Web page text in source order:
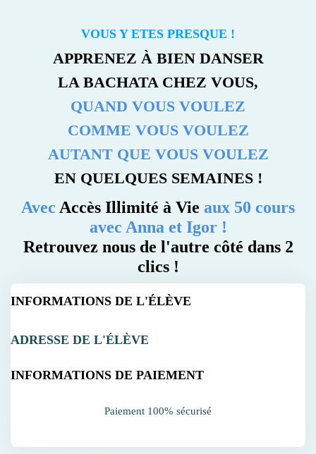
VOUS Y ETES PRESQUE !
APPRENEZ À BIEN DANSER
LA BACHATA CHEZ VOUS,
QUAND VOUS VOULEZ
COMME VOUS VOULEZ
AUTANT QUE VOUS VOULEZ
EN QUELQUES SEMAINES !
Avec Accès Illimité à Vie aux 50 cours
avec Anna et Igor !
Retrouvez nous de l'autre côté dans 2
clics !
INFORMATIONS DE L'ÉLÈVE
ADRESSE DE L'ÉLÈVE
INFORMATIONS DE PAIEMENT
Paiement 100% sécurisé